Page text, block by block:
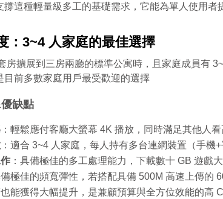
撐這種輕量級多工的基礎需求，它能為單人使用
：3~4 人家庭的最佳選擇
房擴展到三房兩廳的標準公寓時，且家庭成員有
目前多數家庭用戶最受歡迎的選擇
缺點
：輕鬆應付客廳大螢幕 4K 播放，同時滿足其他人
：適合 3~4 人家庭，每人持有多台連網裝置（手機+
：具備極佳的多工處理能力，下載數十 GB 遊戲
備極佳的頻寬彈性，若搭配具備 500M 高速上傳
能獲得大幅提升，是兼顧預算與全方位效能的高
您的寬頻合約尚
多元豐富的服務，歡迎
如對續約有任何問題，
返回前頁
您的區域符合光紀元
服務
前往申辦
您的居住區域不支援所
加區
我知道了
區域臨時
料。
了解並關閉
查無行動電話資料，請先
即享專屬綁定
【專屬服
查詢帳單、
智能客服、
或等待系統自動
點選「點我完成
好禮將於 7 日後
【專屬服